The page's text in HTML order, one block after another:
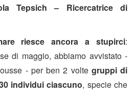
Tepsich – Ricercatrice di
riesce ancora a stupirci:
di maggio, abbiamo avvistato -
- per ben 2 volte gruppi di
individui ciascuno, specie che